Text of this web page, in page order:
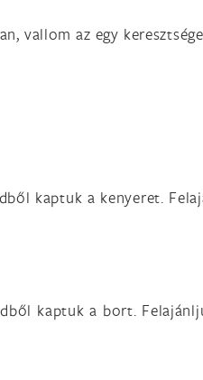
vallom az egy
kaptuk a kenyeret.
kaptuk a bort.